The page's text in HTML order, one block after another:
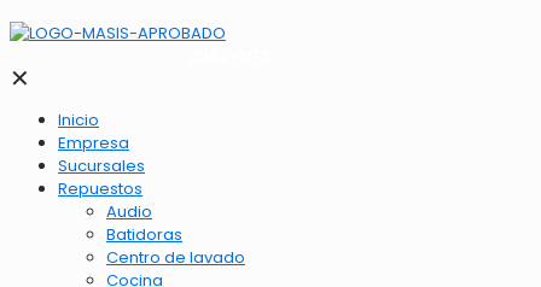
✕
Inicio
Empresa
Sucursales
Repuestos
Audio
Batidoras
Centro de lavado
Cocina